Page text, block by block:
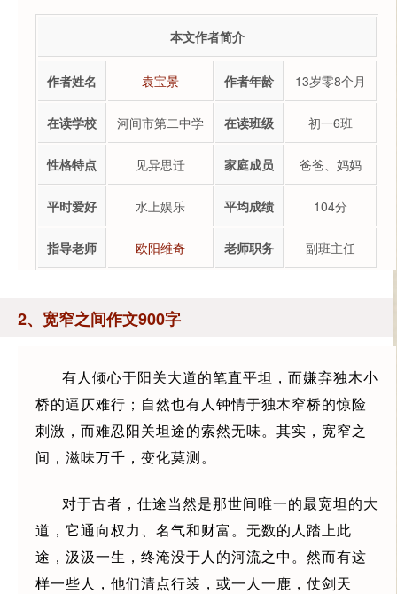
本文作者简介
作者姓名 袁宝景 作者年龄 13岁零8个月
在读学校 河间市第二中学 在读班级 初一6班
性格特点 见异思迁 家庭成员 爸爸、妈妈
平时爱好 水上娱乐 平均成绩 104分
指导老师 欧阳维奇 老师职务 副班主任
2、宽窄之间作文900字
有人倾心于阳关大道的笔直平坦，而嫌弃独木小
桥的逼仄难行；自然也有人钟情于独木窄桥的惊险
刺激，而难忍阳关坦途的索然无味。其实，宽窄之
间，滋味万千，变化莫测。
对于古者，仕途当然是那世间唯一的最宽坦的大
道，它通向权力、名气和财富。无数的人踏上此
途，汲汲一生，终淹没于人的河流之中。然而有这
样一些人，他们清点行装，或一人一鹿，仗剑天